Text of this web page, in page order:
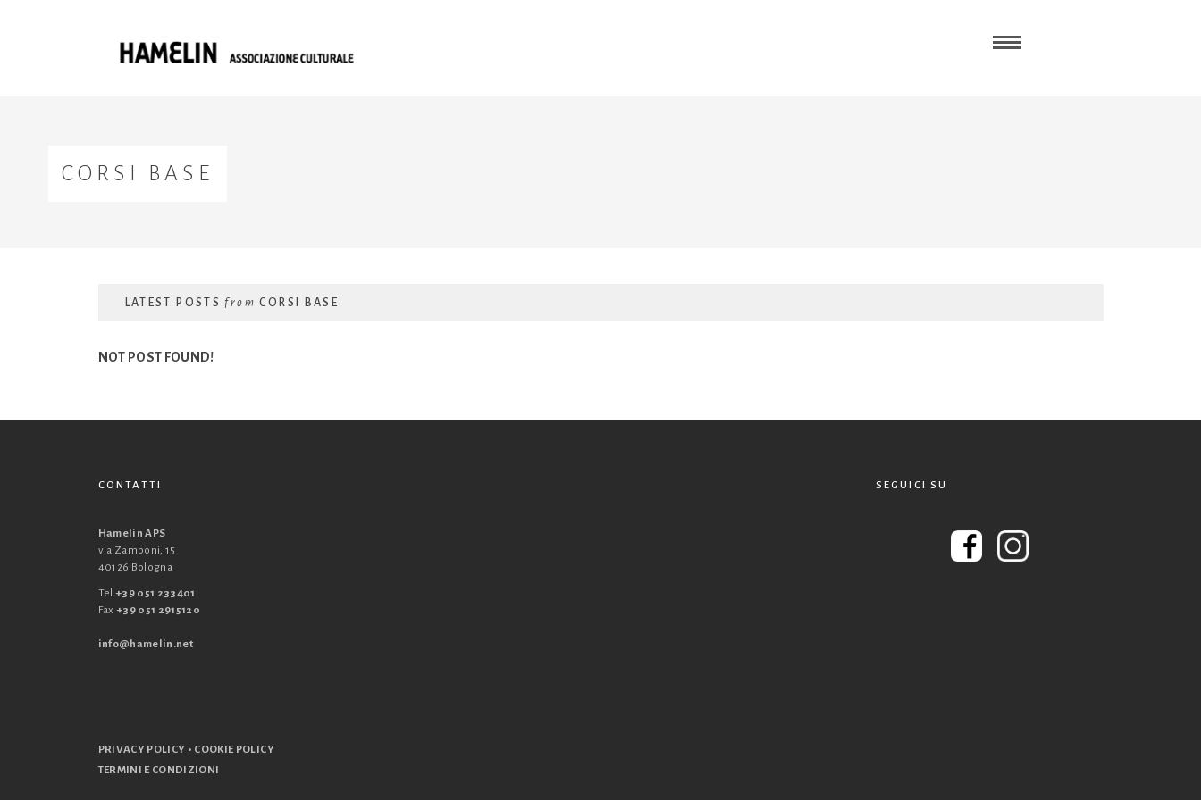
CORSI BASE
LATEST POSTSfrom CORSI BASE
NOT POST FOUND!
CONTATTI
Hamelin APS
via Zamboni, 15
40126 Bologna
Tel +39 051 233401
Fax +39 051 2915120
info@hamelin.net
PRIVACY POLICY • COOKIE POLICY
TERMINI E CONDIZIONI
SEGUICI SU